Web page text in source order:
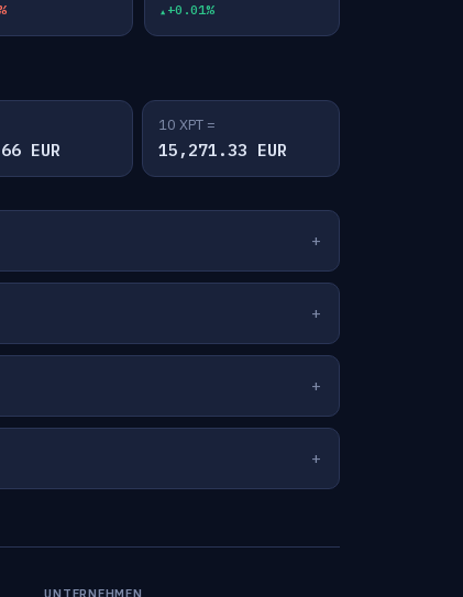
+0.01%
EUR
10 XPT =
15,271.33 EUR
UNTERNEHMEN